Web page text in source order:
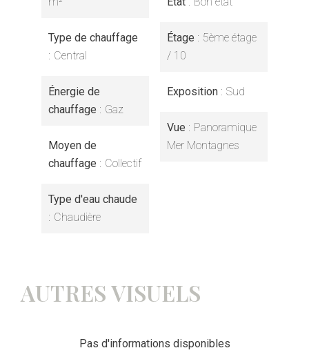
Type de chauffage
Central
Énergie de
chauffage
Gaz
Moyen de
chauffage
Collectif
Type d'eau chaude
Chaudière
Étage
5ème étage
/ 10
Exposition Sud
Vue
Panoramique
Mer Montagnes
AUTRES VISUELS
Pas d'informations disponibles